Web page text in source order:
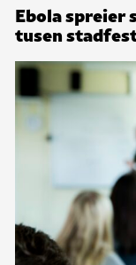
Ebola spreier
tusen